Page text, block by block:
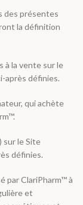
des présentes
la définition
à la vente sur le
après définies.
qui achète
sur le Site
définies.
par ClariPharm™ à
et